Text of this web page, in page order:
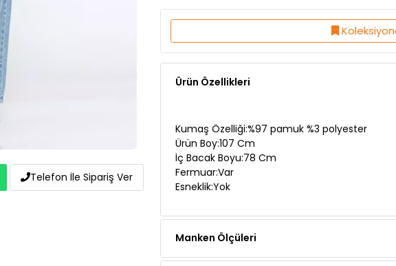
Telefon İle Sipariş Ver
Ürün Özellikleri
İç Bacak Boyu:78 Cm
Fermuar:Var
Esneklik:Yok